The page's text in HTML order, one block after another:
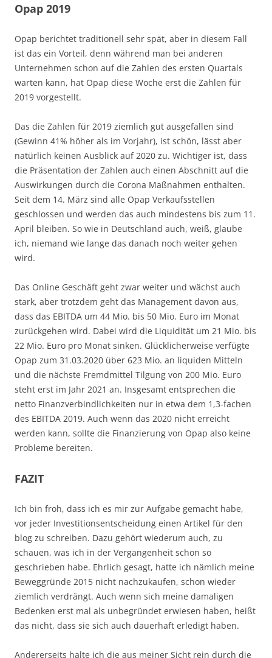
Opap 2019
Opap berichtet traditionell sehr spät, aber in diesem Fall
ist das ein Vorteil, denn während man bei anderen
Unternehmen schon auf die Zahlen des ersten Quartals
warten kann, hat Opap diese Woche erst die Zahlen für
2019 vorgestellt.
Das die Zahlen für 2019 ziemlich gut ausgefallen sind
(Gewinn 41% höher als im Vorjahr), ist schön, lässt aber
natürlich keinen Ausblick auf 2020 zu. Wichtiger ist, dass
die Präsentation der Zahlen auch einen Abschnitt auf die
Auswirkungen durch die Corona Maßnahmen enthalten.
Seit dem 14. März sind alle Opap Verkaufsstellen
geschlossen und werden das auch mindestens bis zum 11.
April bleiben. So wie in Deutschland auch, weiß, glaube
ich, niemand wie lange das danach noch weiter gehen
wird.
Das Online Geschäft geht zwar weiter und wächst auch
stark, aber trotzdem geht das Management davon aus,
dass das EBITDA um 44 Mio. bis 50 Mio. Euro im Monat
zurückgehen wird. Dabei wird die Liquidität um 21 Mio. bis
22 Mio. Euro pro Monat sinken. Glücklicherweise verfügte
Opap zum 31.03.2020 über 623 Mio. an liquiden Mitteln
und die nächste Fremdmittel Tilgung von 200 Mio. Euro
steht erst im Jahr 2021 an. Insgesamt entsprechen die
netto Finanzverbindlichkeiten nur in etwa dem 1,3-fachen
des EBITDA 2019. Auch wenn das 2020 nicht erreicht
werden kann, sollte die Finanzierung von Opap also keine
Probleme bereiten.
FAZIT
Ich bin froh, dass ich es mir zur Aufgabe gemacht habe,
vor jeder Investitionsentscheidung einen Artikel für den
blog zu schreiben. Dazu gehört wiederum auch, zu
schauen, was ich in der Vergangenheit schon so
geschrieben habe. Ehrlich gesagt, hatte ich nämlich meine
Beweggründe 2015 nicht nachzukaufen, schon wieder
ziemlich verdrängt. Auch wenn sich meine damaligen
Bedenken erst mal als unbegründet erwiesen haben, heißt
das nicht, dass sie sich auch dauerhaft erledigt haben.
Andererseits halte ich die aus meiner Sicht rein durch die